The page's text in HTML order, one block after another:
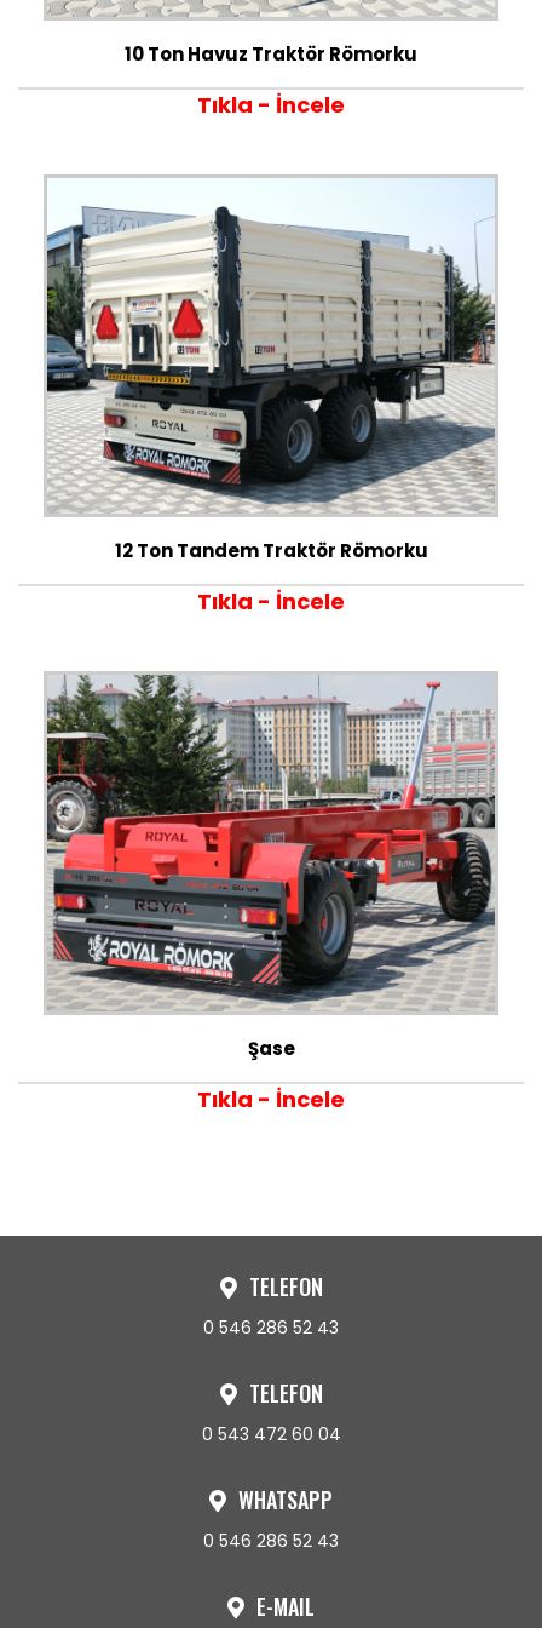
10 Ton Havuz Traktör Römorku
Tıkla - İncele
12 Ton Tandem Traktör Römorku
Tıkla - İncele
Şase
Tıkla - İncele
TELEFON
0 546 286 52 43
TELEFON
0 543 472 60 04
WHATSAPP
0 546 286 52 43
E-MAIL